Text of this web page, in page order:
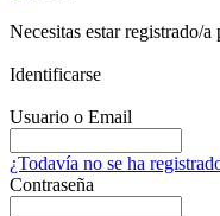
Necesitas estar registrado/
Identificarse
Usuario o Email
¿Todavía no se ha
Contraseña